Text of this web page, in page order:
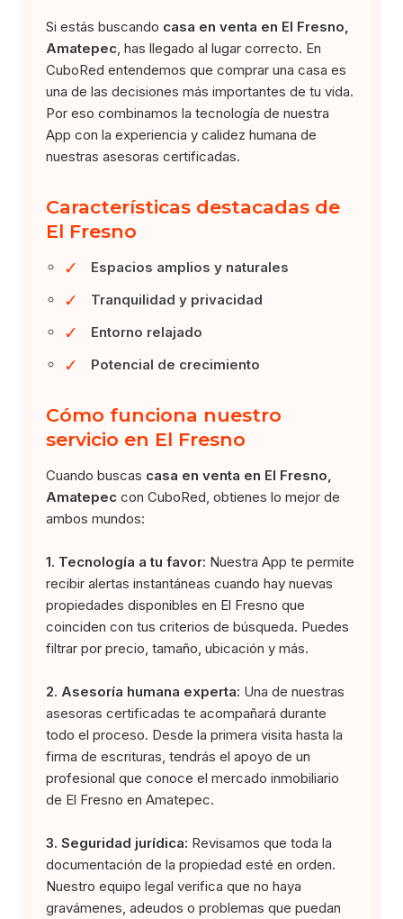
Si estás buscando casa en venta en El Fresno,
Amatepec , has llegado al lugar correcto. En
CuboRed entendemos que comprar una casa es
una de las decisiones más importantes de tu vida.
Por eso combinamos la tecnología de nuestra
App con la experiencia y calidez humana de
nuestras asesoras certificadas.
Características destacadas de
El Fresno
✓ Espacios amplios y naturales
✓ Tranquilidad y privacidad
✓ Entorno relajado
✓ Potencial de crecimiento
Cómo funciona nuestro
servicio en El Fresno
Cuando buscas casa en venta en El Fresno,
Amatepec con CuboRed, obtienes lo mejor de
ambos mundos:
1. Tecnología a tu favor: Nuestra App te permite
recibir alertas instantáneas cuando hay nuevas
propiedades disponibles en El Fresno que
coinciden con tus criterios de búsqueda. Puedes
filtrar por precio, tamaño, ubicación y más.
2. Asesoría humana experta: Una de nuestras
asesoras certificadas te acompañará durante
todo el proceso. Desde la primera visita hasta la
firma de escrituras, tendrás el apoyo de un
profesional que conoce el mercado inmobiliario
de El Fresno en Amatepec.
3. Seguridad jurídica: Revisamos que toda la
documentación de la propiedad esté en orden.
Nuestro equipo legal verifica que no haya
gravámenes, adeudos o problemas que puedan